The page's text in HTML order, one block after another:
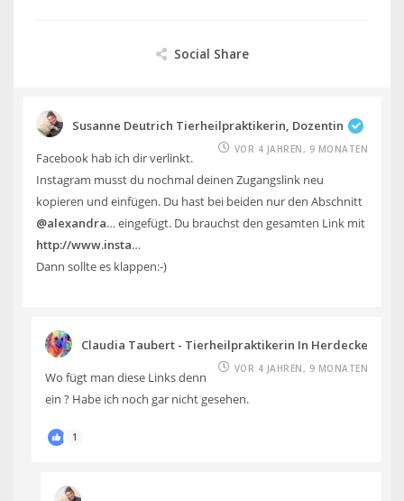
Social Share
Susanne Deutrich Tierheilpraktikerin, Dozentin
VOR 4 JAHREN, 9 MONATEN
Facebook hab ich dir verlinkt.
Instagram musst du nochmal deinen Zugangslink neu
kopieren und einfügen. Du hast bei beiden nur den Abschnitt
@alexandra… eingefügt. Du brauchst den gesamten Link mit
http://www.insta…
Dann sollte es klappen:-)
Claudia Taubert - Tierheilpraktikerin In Herdecke
VOR 4 JAHREN, 9 MONATEN
Wo fügt man diese Links denn
ein ? Habe ich noch gar nicht gesehen.
1